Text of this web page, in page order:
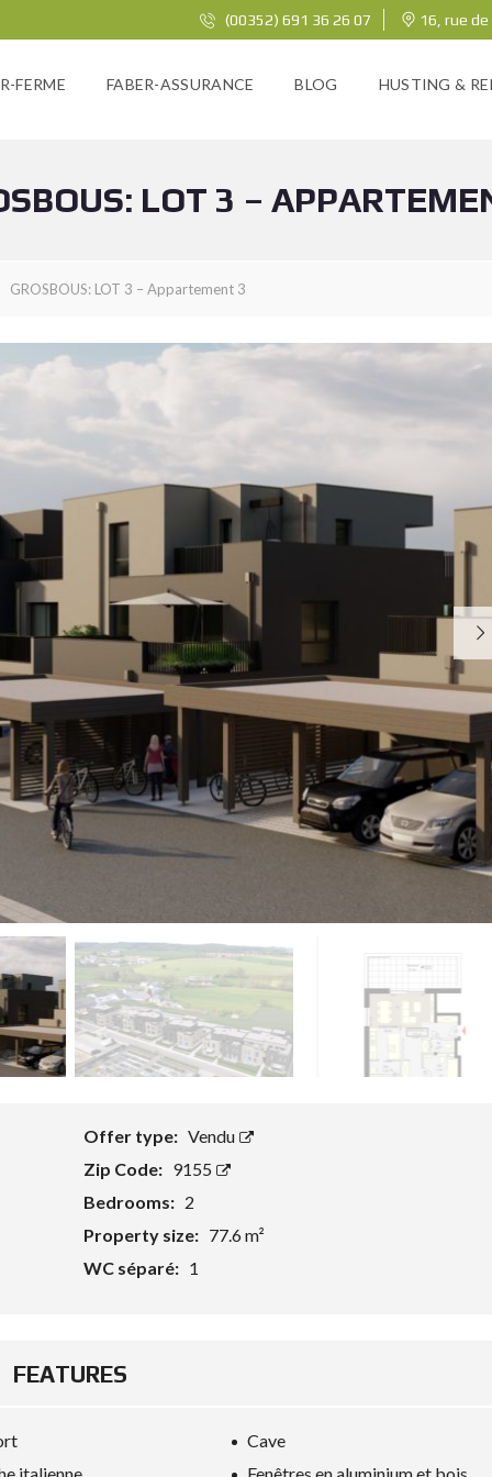
(00352) 691 36 26 07 16, rue
FERME FABER-ASSURANCE BLOG HUSTING &
LOT 3 –
GROSBOUS: LOT 3 – Appartement 3
Offer type: Vendu
Zip Code: 9155
Bedrooms: 2
Property size: 77.6 m²
WC séparé: 1
FEATURES
Cave